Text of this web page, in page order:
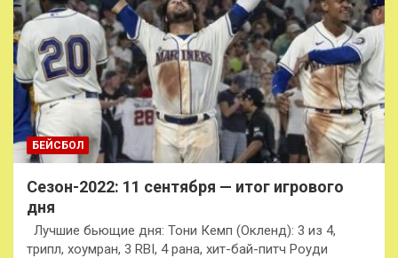
БЕЙСБОЛ
Сезон-2022: 11 сентября — итог игрового
дня
Лучшие бьющие дня: Тони Кемп (Окленд): 3 из 4,
трипл, хоумран, 3 RBI, 4 рана, хит-бай-питч Роуди